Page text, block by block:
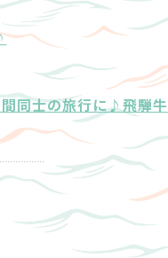
間同士の旅行に♪飛騨牛